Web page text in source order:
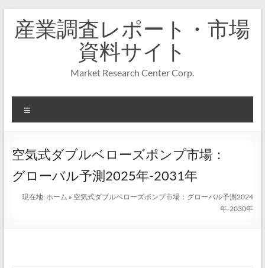
キ
プ
産業調査レポート・市場
資料サイト
Market Research Center Corp.
ニ
ー
空気式ダブルベローズポンプ市場：
グローバル予測2025年-2031年
現在地:ホーム » 空気式ダブルベローズポンプ市場：グローバル予測2024
年-2030年